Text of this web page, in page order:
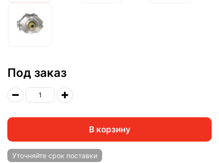
Под заказ
В корзину
Уточняйте срок поставки